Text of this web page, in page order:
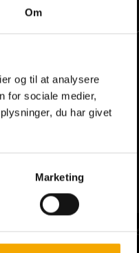
Om
og til at analysere
for sociale medier,
du har givet
Marketing
Se alle
Copyright ©